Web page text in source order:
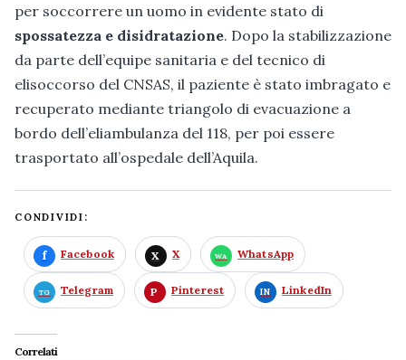
per soccorrere un uomo in evidente stato di
spossatezza e disidratazione. Dopo la stabilizzazione
da parte dell’equipe sanitaria e del tecnico di
elisoccorso del CNSAS, il paziente è stato imbragato e
recuperato mediante triangolo di evacuazione a
bordo dell’eliambulanza del 118, per poi essere
trasportato all’ospedale dell’Aquila.
CONDIVIDI:
Facebook X WhatsApp
Telegram Pinterest LinkedIn
Correlati